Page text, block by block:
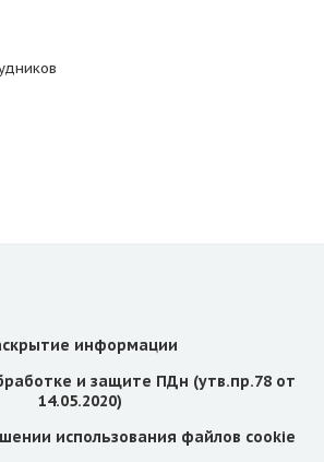
информации
и защите ПДн (утв.пр.78 от
14.05.2020)
использования файлов cookie